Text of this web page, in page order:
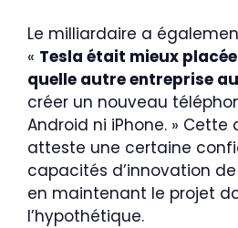
Le milliardaire a
« Tesla était mieux
quelle autre entreprise
créer un nouveau
Android ni iPhone. »
atteste une certaine
capacités d’innovation de
en maintenant le projet
l’hypothétique.